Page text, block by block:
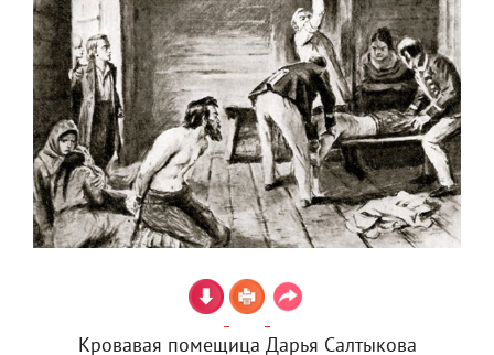
Кровавая помещица Дарья Салтыкова